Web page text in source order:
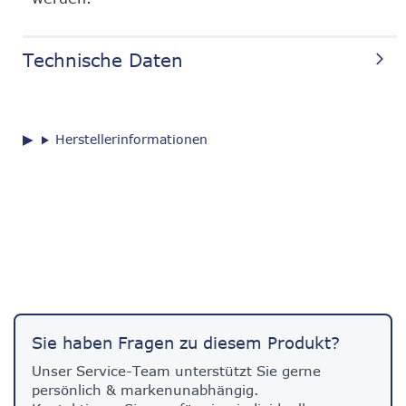
Technische Daten
Herstellerinformationen
Sie haben Fragen zu diesem Produkt?
Unser Service-Team unterstützt Sie gerne
persönlich & markenunabhängig.